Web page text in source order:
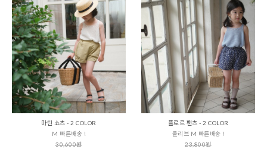
마틴 쇼츠 - 2 COLOR
M 빠른배송 !
30,600원
플로르 팬츠 - 2 COLOR
올리브 M 빠른배송 !
23,800원